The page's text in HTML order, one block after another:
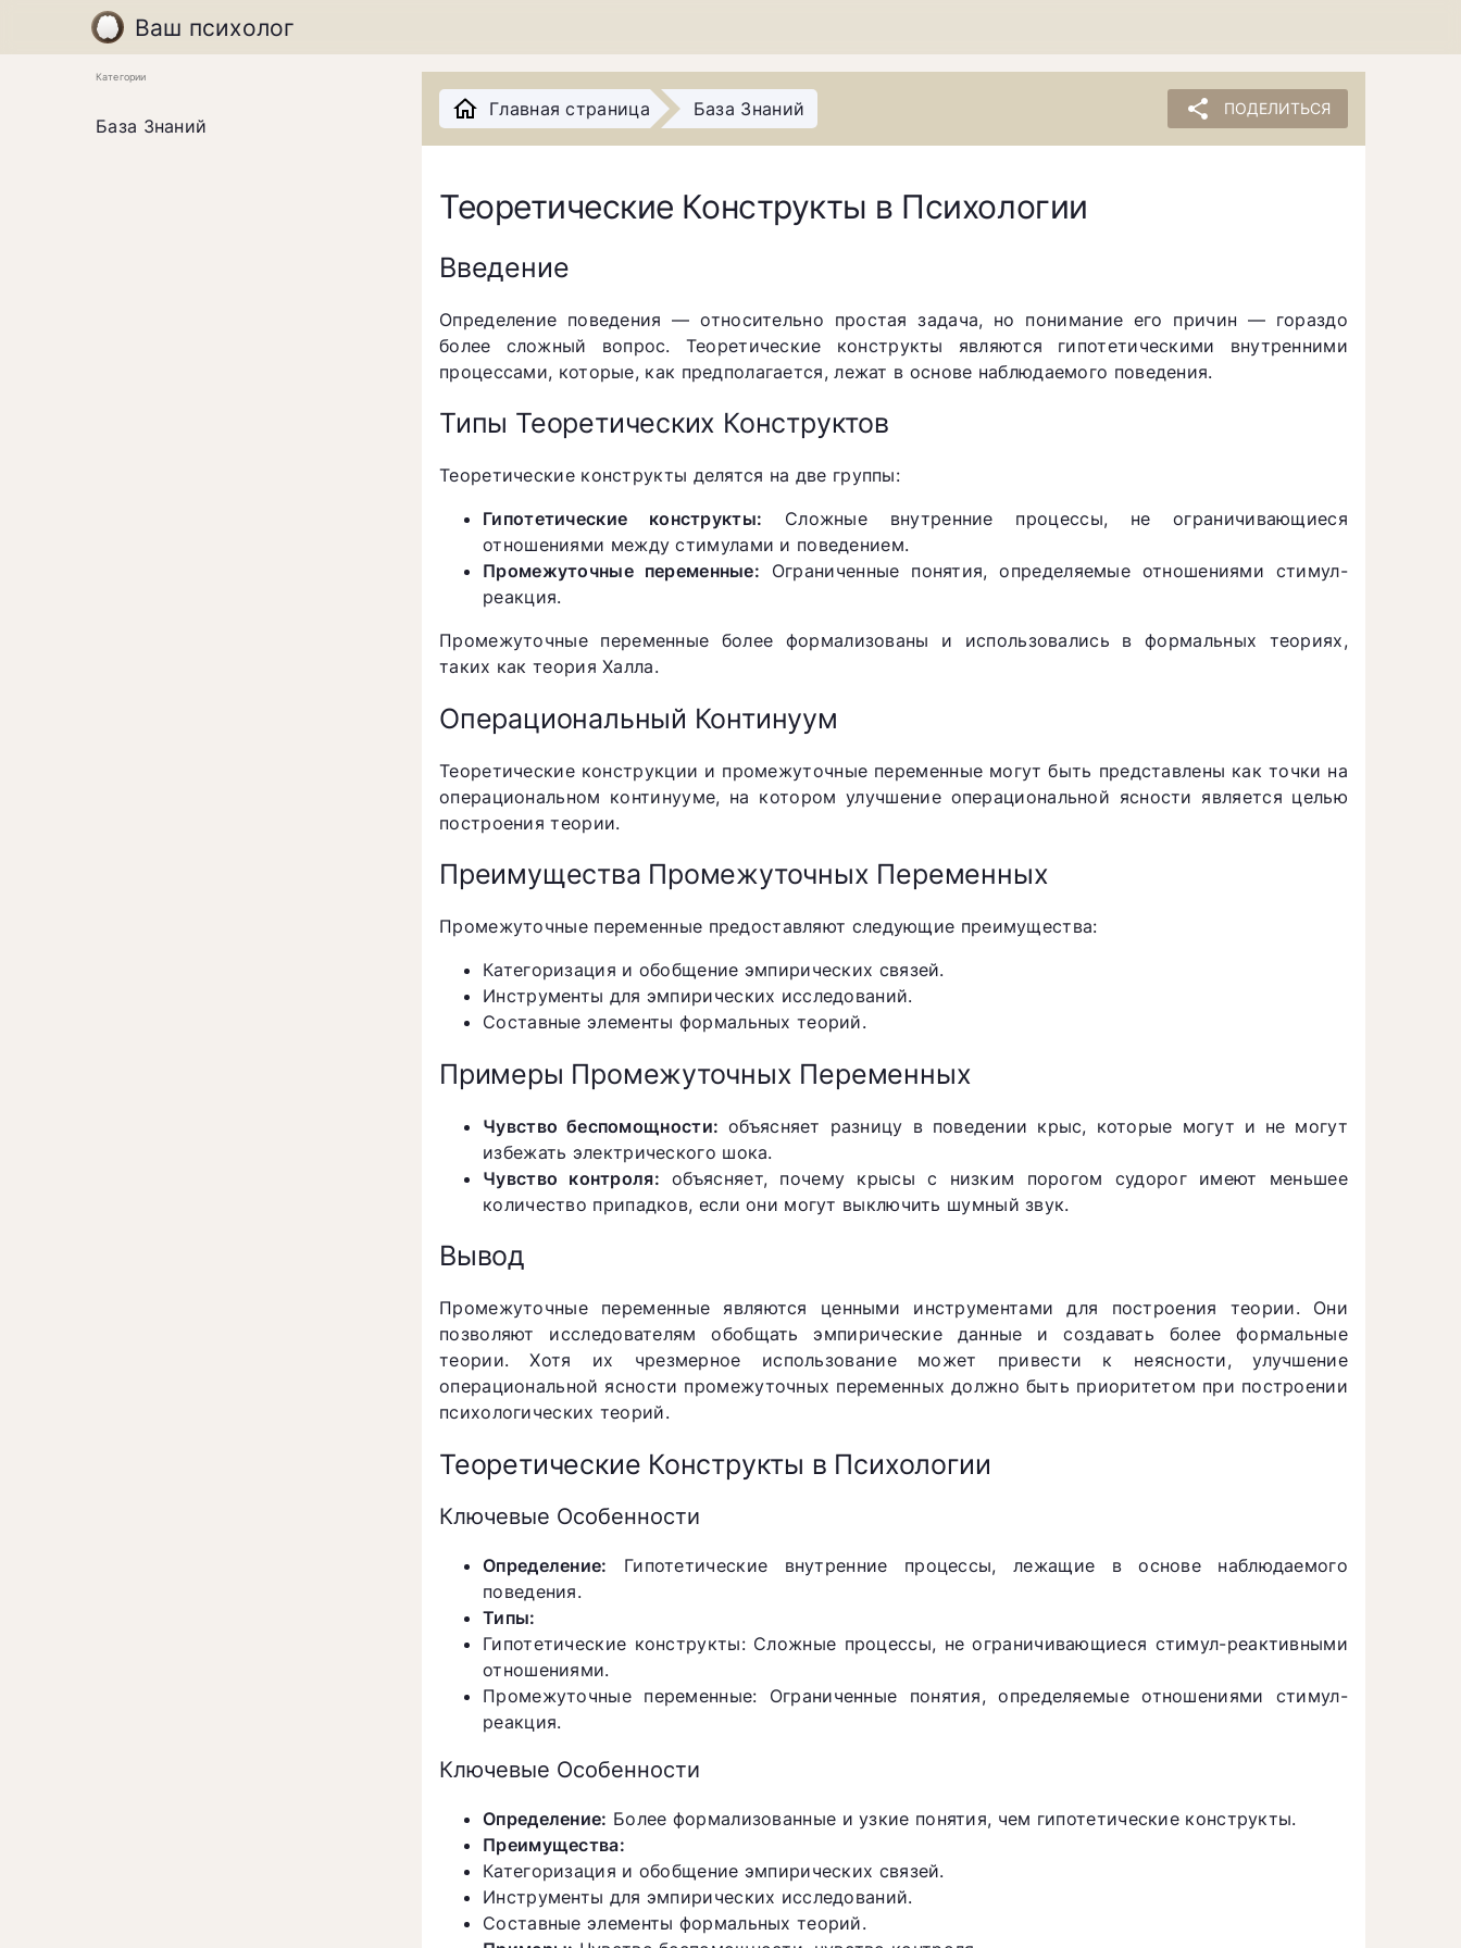
Ваш психолог
Категории
База Знаний
Главная страница База Знаний share ПОДЕЛИТЬСЯ
Теоретические Конструкты в Психологии
Введение
Определение поведения — относительно простая задача, но понимание его причин — гораздо
более сложный вопрос. Теоретические конструкты являются гипотетическими внутренними
процессами, которые, как предполагается, лежат в основе наблюдаемого поведения.
Типы Теоретических Конструктов
Теоретические конструкты делятся на две группы:
Гипотетические конструкты: Сложные внутренние процессы, не ограничивающиеся
отношениями между стимулами и поведением.
Промежуточные переменные: Ограниченные понятия, определяемые отношениями стимул-
реакция.
Промежуточные переменные более формализованы и использовались в формальных теориях,
таких как теория Халла.
Операциональный Континуум
Теоретические конструкции и промежуточные переменные могут быть представлены как точки на
операциональном континууме, на котором улучшение операциональной ясности является целью
построения теории.
Преимущества Промежуточных Переменных
Промежуточные переменные предоставляют следующие преимущества:
Категоризация и обобщение эмпирических связей.
Инструменты для эмпирических исследований.
Составные элементы формальных теорий.
Примеры Промежуточных Переменных
Чувство беспомощности: объясняет разницу в поведении крыс, которые могут и не могут
избежать электрического шока.
Чувство контроля: объясняет, почему крысы с низким порогом судорог имеют меньшее
количество припадков, если они могут выключить шумный звук.
Вывод
Промежуточные переменные являются ценными инструментами для построения теории. Они
позволяют исследователям обобщать эмпирические данные и создавать более формальные
теории. Хотя их чрезмерное использование может привести к неясности, улучшение
операциональной ясности промежуточных переменных должно быть приоритетом при построении
психологических теорий.
Теоретические Конструкты в Психологии
Ключевые Особенности
Определение: Гипотетические внутренние процессы, лежащие в основе наблюдаемого
поведения.
Типы:
Гипотетические конструкты: Сложные процессы, не ограничивающиеся стимул-реактивными
отношениями.
Промежуточные переменные: Ограниченные понятия, определяемые отношениями стимул-
реакция.
Ключевые Особенности
Определение: Более формализованные и узкие понятия, чем гипотетические конструкты.
Преимущества:
Категоризация и обобщение эмпирических связей.
Инструменты для эмпирических исследований.
Составные элементы формальных теорий.